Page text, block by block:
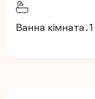
Ванна кімната . 1